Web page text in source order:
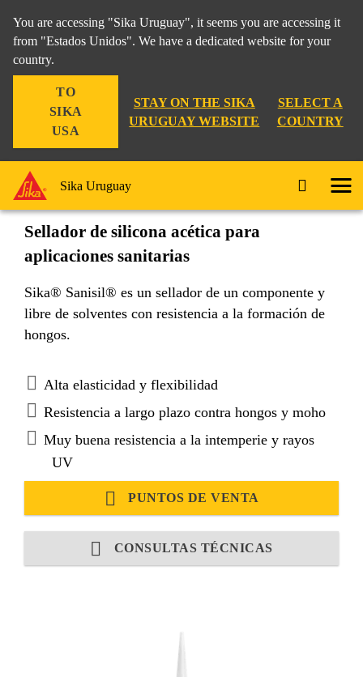
You are accessing "Sika Uruguay", it seems you are accessing it
from "Estados Unidos". We have a dedicated website for your
country.
TO
SIKA
USA
STAY ON THE SIKA
URUGUAY WEBSITE
SELECT A
COUNTRY
Sika Uruguay
Sika® Sanisil®
Sellador de silicona acética para
aplicaciones sanitarias
Sika® Sanisil® es un sellador de un componente y
libre de solventes con resistencia a la formación de
hongos.
Alta elasticidad y flexibilidad
Resistencia a largo plazo contra hongos y moho
Muy buena resistencia a la intemperie y rayos
UV
PUNTOS DE VENTA
CONSULTAS TÉCNICAS